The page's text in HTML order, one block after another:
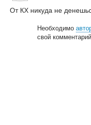
От КХ никуда не
Необходимо
свой